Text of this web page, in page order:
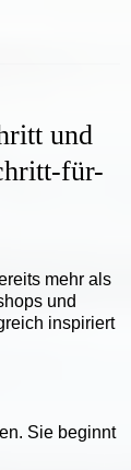
und
für-
mehr als
und
inspiriert
Sie beginnt